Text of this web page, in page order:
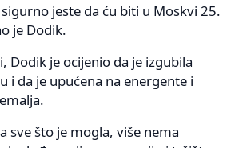
jeste da ću biti u Moskvi 25.
je Dodik.
Dodik je ocijenio da je izgubila
i da je upućena na energente i
sve što je mogla, više nema